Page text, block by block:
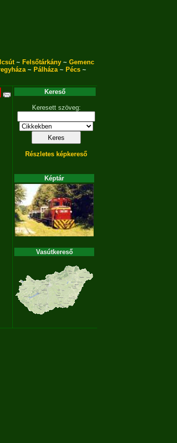
~ Felsőtárkány~ Gemenc
~ Pálháza~ Pécs~
Kereső
Keresett szöveg:
Részletes képkereső
Képtár
Vasútkereső